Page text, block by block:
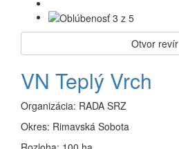
Otvor revír
VN Teplý Vrch
Organizácia: RADA SRZ
Okres: Rimavská Sobota